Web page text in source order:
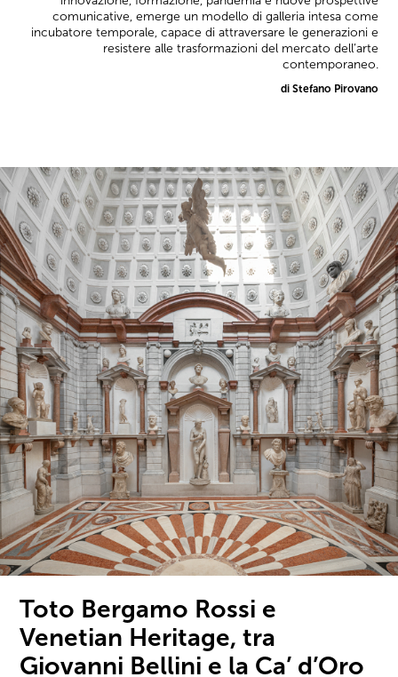
comunicative, emerge un modello di galleria intesa come
incubatore temporale, capace di attraversare le generazioni e
resistere alle trasformazioni del mercato dell’arte
contemporaneo.
di Stefano Pirovano
Toto Bergamo Rossi e
Venetian Heritage, tra
Giovanni Bellini e la Ca’ d’Oro